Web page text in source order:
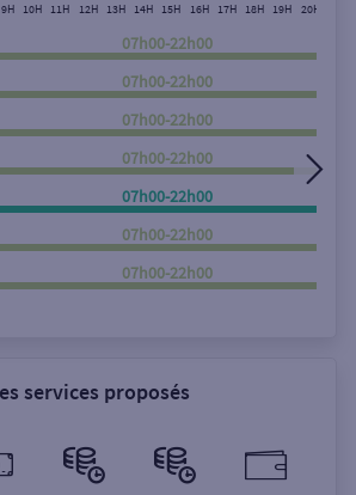
Rechercher
9H 10H 11H 12H 13H 14H 15H 16H 17H 18H 19H 20H
07h00-22h00
07h00-22h00
07h00-22h00
07h00-22h00
07h00-22h00
07h00-22h00
07h00-22h00
services proposés